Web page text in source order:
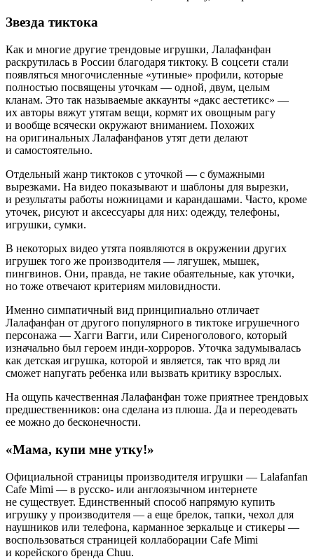
Звезда тиктока
Как и многие другие трендовые игрушки, Лалафанфан
раскрутилась в России благодаря тиктоку. В соцсети стали
появляться многочисленные «утиные» профили, которые
полностью посвящены уточкам — одной, двум, целым
кланам. Это так называемые аккаунты «дакс аестетикс» —
их авторы вяжут утятам вещи, кормят их овощным рагу
и вообще всячески окружают вниманием. Похожих
на оригинальных Лалафанфанов утят дети делают
и самостоятельно.
Отдельный жанр тиктоков с уточкой — с бумажными
вырезками. На видео показывают и шаблоны для вырезки,
и результаты работы ножницами и карандашами. Часто, кроме
уточек, рисуют и аксессуары для них: одежду, телефоны,
игрушки, сумки.
В некоторых видео утята появляются в окружении других
игрушек того же производителя — лягушек, мышек,
пингвинов. Они, правда, не такие обаятельные, как уточки,
но тоже отвечают критериям миловидности.
Именно симпатичный вид принципиально отличает
Лалафанфан от другого популярного в тиктоке игрушечного
персонажа — Хагги Вагги, или Сиреноголового, который
изначально был героем инди-хорроров. Уточка задумывалась
как детская игрушка, которой и является, так что вряд ли
сможет напугать ребенка или вызвать критику взрослых.
На ощупь качественная Лалафанфан тоже приятнее трендовых
предшественников: она сделана из плюша. Да и переодевать
ее можно до бесконечности.
«Мама, купи мне утку!»
Официальной страницы производителя игрушки — Lalafanfan
Cafe Mimi — в русско- или англоязычном интернете
не существует. Единственный способ напрямую купить
игрушку у производителя — а еще брелок, тапки, чехол для
наушников или телефона, карманное зеркальце и стикеры —
воспользоваться страницей коллаборации Cafe Mimi
и корейского бренда Chuu.